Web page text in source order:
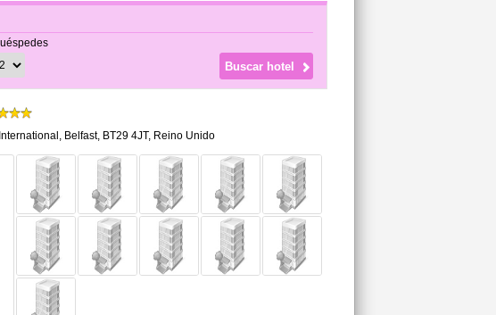
Belfast, BT29 4JT, Reino Unido